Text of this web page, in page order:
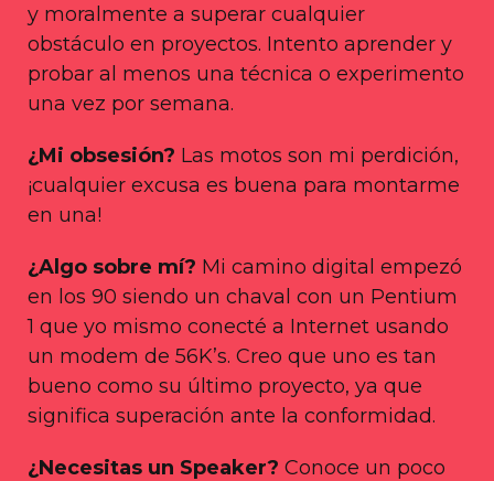
y moralmente a superar cualquier
obstáculo en proyectos. Intento aprender y
probar al menos una técnica o experimento
una vez por semana.
¿Mi obsesión? Las motos son mi perdición,
¡cualquier excusa es buena para montarme
en una!
¿Algo sobre mí? Mi camino digital empezó
en los 90 siendo un chaval con un Pentium
1 que yo mismo conecté a Internet usando
un modem de 56K’s. Creo que uno es tan
bueno como su último proyecto, ya que
significa superación ante la conformidad.
¿Necesitas un Speaker? Conoce un poco